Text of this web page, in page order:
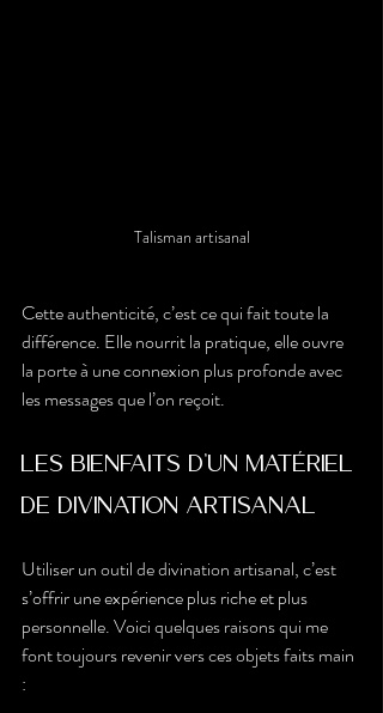
Talisman artisanal
Cette authenticité, c’est ce qui fait toute la
différence. Elle nourrit la pratique, elle ouvre
la porte à une connexion plus profonde avec
les messages que l’on reçoit.
Les bienfaits d’un matériel
de divination artisanal
Utiliser un outil de divination artisanal, c’est
s’offrir une expérience plus riche et plus
personnelle. Voici quelques raisons qui me
font toujours revenir vers ces objets faits main
: